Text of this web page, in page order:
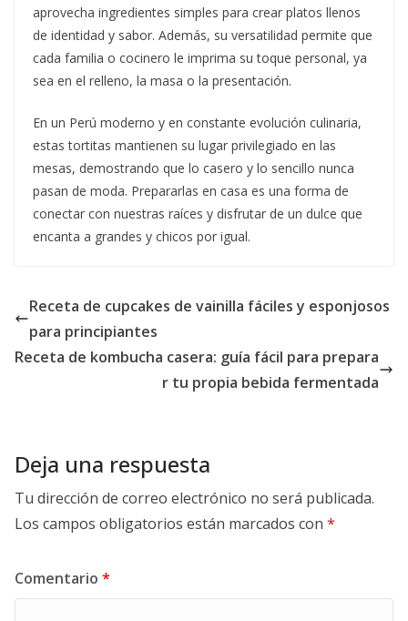
aprovecha ingredientes simples para crear platos llenos
de identidad y sabor. Además, su versatilidad permite que
cada familia o cocinero le imprima su toque personal, ya
sea en el relleno, la masa o la presentación.
En un Perú moderno y en constante evolución culinaria,
estas tortitas mantienen su lugar privilegiado en las
mesas, demostrando que lo casero y lo sencillo nunca
pasan de moda. Prepararlas en casa es una forma de
conectar con nuestras raíces y disfrutar de un dulce que
encanta a grandes y chicos por igual.
Receta de cupcakes de vainilla fáciles y esponjosos
para principiantes
Receta de kombucha casera: guía fácil para prepara
r tu propia bebida fermentada
Deja una respuesta
Tu dirección de correo electrónico no será publicada.
Los campos obligatorios están marcados con *
Comentario *